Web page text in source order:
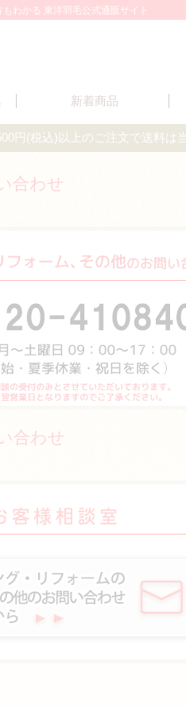
わかる 東洋羽毛公式通販サイト
新着商品
円(税込)以上のご注文で送料は
合わせ
合わせ